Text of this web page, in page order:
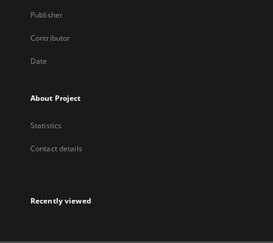
Publisher
Contributor
Date
About Project
Statistics
Contact details
Recently viewed